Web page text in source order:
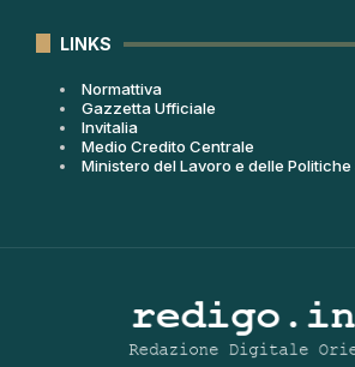
LINKS
Normattiva
Gazzetta Ufficiale
Invitalia
Medio Credito Centrale
Ministero del Lavoro e delle Politiche